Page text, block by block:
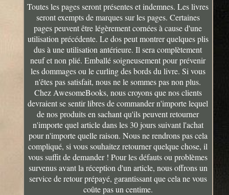
Toutes les pages seront présentes et indemnes. Les livres
seront exempts de marques sur les pages. Certaines
pages peuvent être légèrement cornées à cause d'une
utilisation précédente. Le dos peut montrer quelques plis
dus à une utilisation antérieure. Il sera complètement
neuf et non plié. Emballé soigneusement pour prévenir
les dommages ou le curling des bords du livre. Si vous
n'êtes pas satisfait, nous ne le sommes pas non plus.
Chez AwesomeBooks, nous croyons que nos clients
devraient se sentir libres de commander n'importe lequel
de nos produits en sachant qu'ils peuvent retourner
n'importe quel article dans les 30 jours suivant l'achat
pour n'importe quelle raison. Nous ne rendrons pas cela
compliqué, si vous souhaitez retourner quelque chose, il
vous suffit de demander ! Pour les défauts ou problèmes
survenus avant la réception d'un article, nous offrons un
service de retour prépayé, garantissant que cela ne vous
coûte pas un centime.